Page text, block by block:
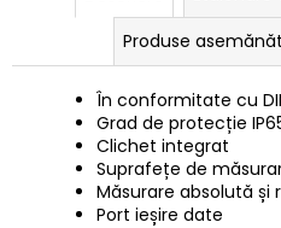
Produse
În conformitate cu
Grad de protecție
Clichet integrat
Suprafețe de
Măsurare absolută și
Port ieșire date